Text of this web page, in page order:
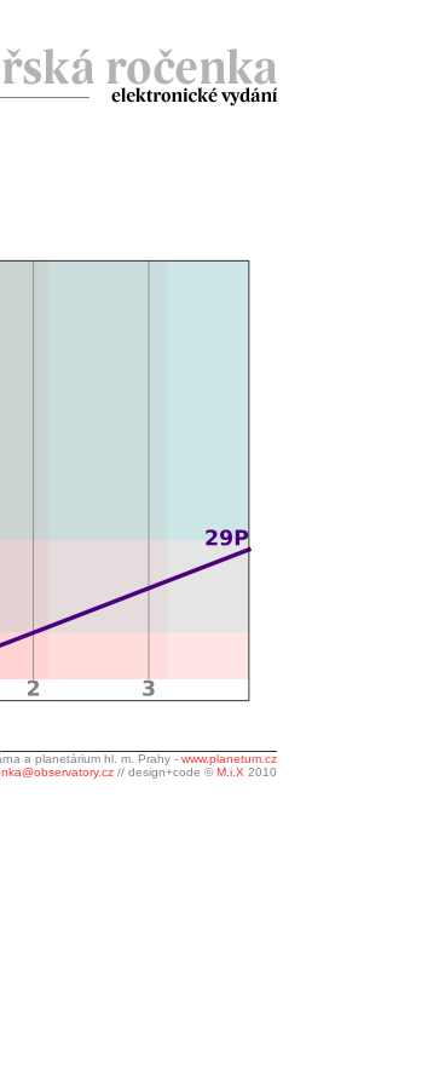
a planetárium hl. m. Prahy - www.planetum.cz
// design+code © M.i.X 2010